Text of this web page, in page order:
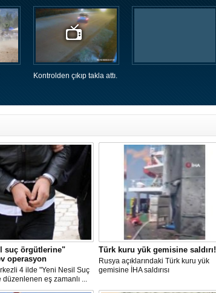
Kontrolden çıkıp takla attı.
suç örgütlerine"
operasyon
4 ilde "Yeni Nesil Suç
düzenlenen eş zamanlı ...
Türk kuru yük gemisine saldırı!
Rusya açıklarındaki Türk kuru yük
gemisine İHA saldırısı